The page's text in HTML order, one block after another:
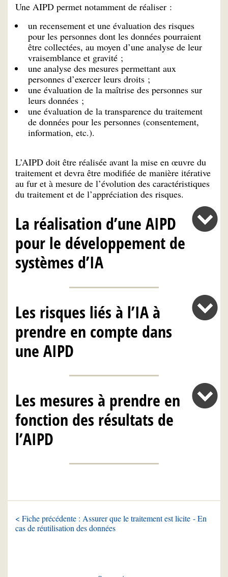
Une AIPD permet notamment de réaliser :
un recensement et une évaluation des risques
pour les personnes dont les données pourraient
être collectées, au moyen d’une analyse de leur
vraisemblance et gravité ;
une analyse des mesures permettant aux
personnes d’exercer leurs droits ;
une évaluation de la maîtrise des personnes sur
leurs données ;
une évaluation de la transparence du traitement
de données pour les personnes (consentement,
information, etc.).
L’AIPD doit être réalisée avant la mise en œuvre du
traitement et devra être modifiée de manière itérative
au fur et à mesure de l’évolution des caractéristiques
du traitement et de l’appréciation des risques.
La réalisation d’une AIPD
pour le développement de
systèmes d’IA
Les risques liés à l’IA à
prendre en compte dans
une AIPD
Les mesures à prendre en
fonction des résultats de
l’AIPD
< Fiche précédente : Assurer que le traitement est licite - En
cas de réutilisation des données